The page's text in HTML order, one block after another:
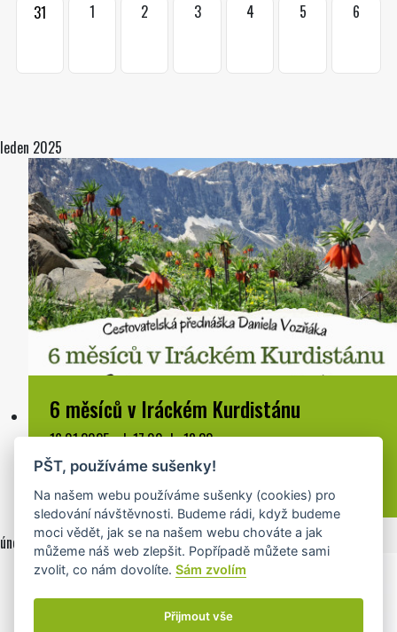
31 1 2 3 4 5 6
leden 2025
6 měsíců v Iráckém Kurdistánu
16.01.2025 od: 17:00 do 18:30
kinosál JACKi
únor 2025
PŠT, používáme sušenky!
Na našem webu používáme sušenky (cookies) pro
sledování návštěvnosti. Budeme rádi, když budeme
moci vědět, jak se na našem webu chováte a jak
můžeme náš web zlepšit. Popřípadě můžete sami
zvolit, co nám dovolíte.Sám zvolím
Přijmout vše